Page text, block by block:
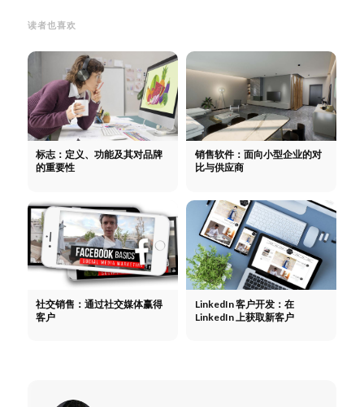
读者也喜欢
标志：定义、功能及其对品牌
的重要性
销售软件：面向小型企业的对
比与供应商
社交销售：通过社交媒体赢得
客户
LinkedIn 客户开发：在
LinkedIn 上获取新客户